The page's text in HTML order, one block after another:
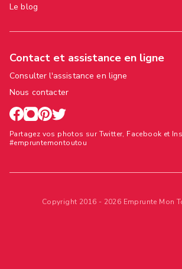
Le blog
Contact et assistance en ligne
Consulter l'assistance en ligne
Nous contacter
Partagez vos photos sur Twitter, Facebook et
#empruntemontoutou
Copyright 2016 - 2026 Emprunte Mon